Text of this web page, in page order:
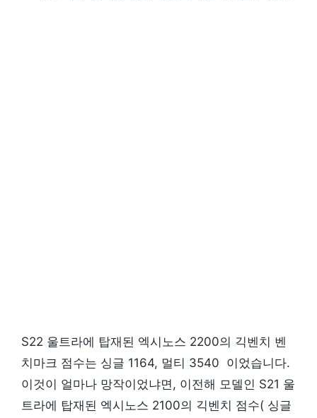
S22 울트라에 탑재된 엑시노스 2200의 긱벤치 벤
치마크 점수는 싱글 1164, 멀티 3540 이었습니다.
이것이 얼마나 망작이었냐면, 이전해 모델인 S21 울
트라에 탑재된 엑시노스 2100의 긱벤치 점수( 싱글